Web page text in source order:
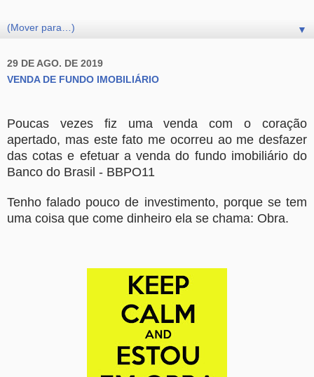
▼
29 DE AGO. DE 2019
VENDA DE FUNDO IMOBILIÁRIO
Poucas vezes fiz uma venda com o coração
apertado, mas este fato me ocorreu ao me desfazer
das cotas e efetuar a venda do fundo imobiliário do
Banco do Brasil - BBPO11
Tenho falado pouco de investimento, porque se tem
uma coisa que come dinheiro ela se chama: Obra.